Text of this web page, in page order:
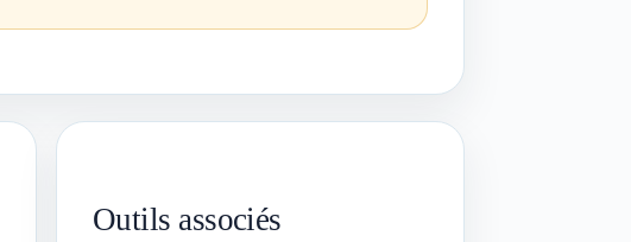
Outils associés